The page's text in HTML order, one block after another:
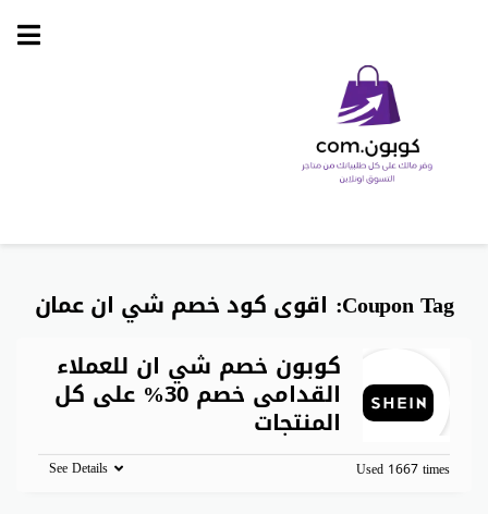
Skip
Coupon Tag: اقوى كود خصم شي ان عمان
كوبون خصم شي ان للعملاء
القدامى خصم 30% على كل
المنتجات
Used 1667 times
See Details